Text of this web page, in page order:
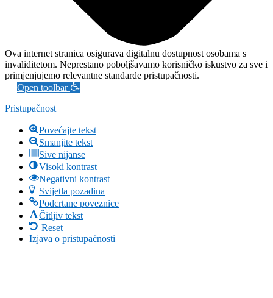
Ova internet stranica osigurava digitalnu dostupnost osobama s
invaliditetom. Neprestano poboljšavamo korisničko iskustvo za sve i
primjenjujemo relevantne standarde pristupačnosti.
Open toolbar
Pristupačnost
Povećajte tekst
Smanjite tekst
Sive nijanse
Visoki kontrast
Negativni kontrast
Svijetla pozadina
Podcrtane poveznice
Čitljiv tekst
Reset
Izjava o pristupačnosti